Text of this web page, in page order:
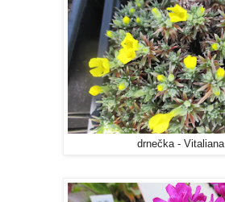
drnečka - Vitaliana